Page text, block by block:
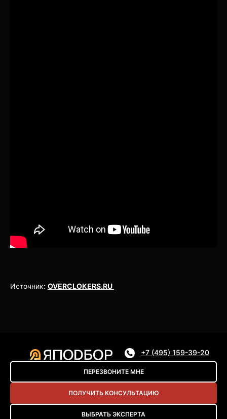
Источник: OVERCLOKERS.RU
+7 (495) 159-39-20
ПЕРЕЗВОНИТЕ МНЕ
ПОЛУЧИТЬ КОНСУЛЬТАЦИЮ
ВЫБРАТЬ ЭКСПЕРТА